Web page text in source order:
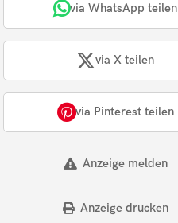
via WhatsApp teilen
via X teilen
via Pinterest teilen
Anzeige melden
Anzeige drucken